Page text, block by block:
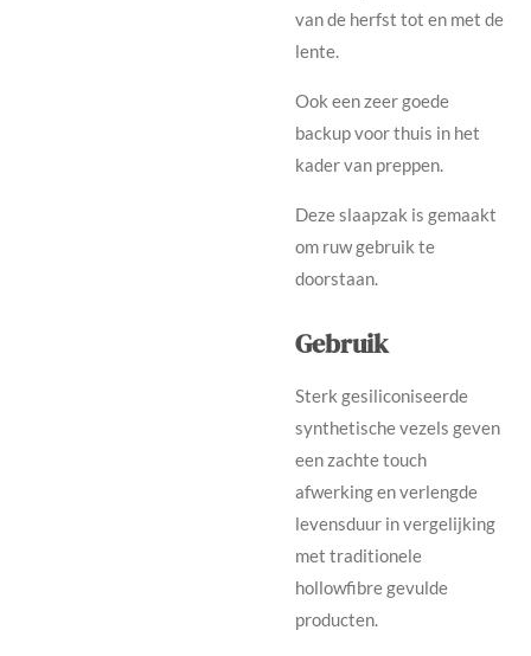
van de herfst tot en met de
lente.
Ook een zeer goede
backup voor thuis in het
kader van preppen.
Deze slaapzak is gemaakt
om ruw gebruik te
doorstaan.
Gebruik
Sterk gesiliconiseerde
synthetische vezels geven
een zachte touch
afwerking en verlengde
levensduur in vergelijking
met traditionele
hollowfibre gevulde
producten.